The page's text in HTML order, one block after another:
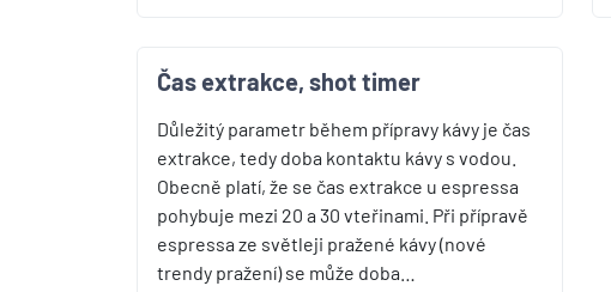
Čas extrakce, shot timer
Důležitý parametr během přípravy kávy je čas
extrakce, tedy doba kontaktu kávy s vodou.
Obecně platí, že se čas extrakce u espressa
pohybuje mezi 20 a 30 vteřinami. Při přípravě
espressa ze světleji pražené kávy (nové
trendy pražení) se může doba…